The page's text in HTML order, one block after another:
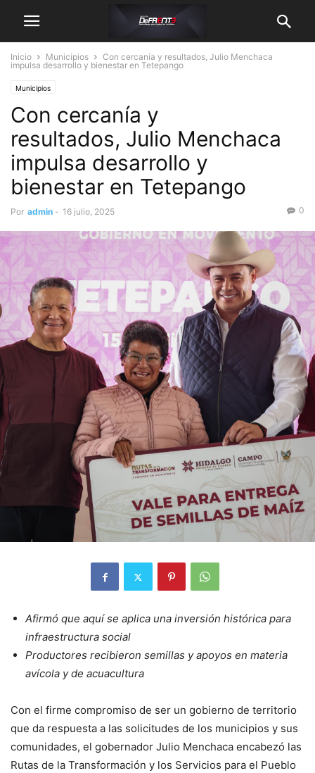
Inicio Municipios
Con cercanía y resultados, Julio Menchaca
impulsa desarrollo y bienestar en Tetepango
Municipios
Con cercanía y
resultados, Julio Menchaca
impulsa desarrollo y
bienestar en Tetepango
Por admin - 16 julio, 2025 0
Afirmó que aquí se aplica una inversión histórica para
infraestructura social
Productores recibieron semillas y apoyos en materia
avícola y de acuacultura
Con el firme compromiso de ser un gobierno de territorio
que da respuesta a las solicitudes de los municipios y sus
comunidades, el gobernador Julio Menchaca encabezó las
Rutas de la Transformación y los Servicios para el Pueblo